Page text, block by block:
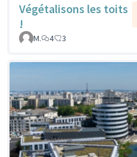
Végétalisons les toits
!
M.
4 3